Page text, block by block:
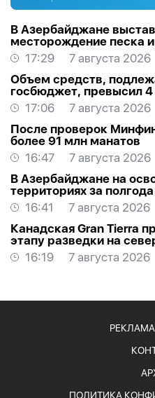
В Азербайджане
месторождение песка и
17:29
7 августа 2026
Объем средств,
госбюджет, превысил
17:06
7 августа 2026
После проверок
более 91 млн манатов
16:47
7 августа 2026
В Азербайджане на
территориях за
проектов
16:41
7 августа 2026
Канадская Gran Tierra
этапу разведки на
16:19
7 августа 2026
ПОЛИТИКА